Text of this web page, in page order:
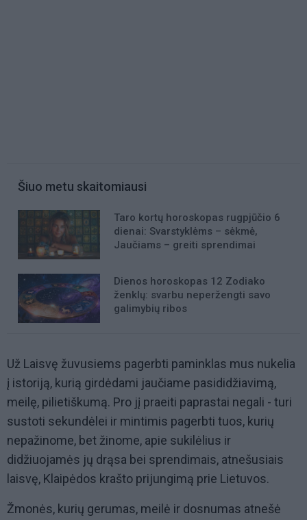
Šiuo metu skaitomiausi
Taro kortų horoskopas rugpjūčio 6
dienai: Svarstyklėms – sėkmė,
Jaučiams – greiti sprendimai
Dienos horoskopas 12 Zodiako
ženklų: svarbu neperžengti savo
galimybių ribos
Už Laisvę žuvusiems pagerbti paminklas mus nukelia
į istoriją, kurią girdėdami jaučiame pasididžiavimą,
meilę, pilietiškumą. Pro jį praeiti paprastai negali - turi
sustoti sekundėlei ir mintimis pagerbti tuos, kurių
nepažinome, bet žinome, apie sukilėlius ir
didžiuojamės jų drąsa bei sprendimais, atnešusiais
laisvę, Klaipėdos krašto prijungimą prie Lietuvos.
Žmonės, kurių gerumas, meilė ir dosnumas atnešė